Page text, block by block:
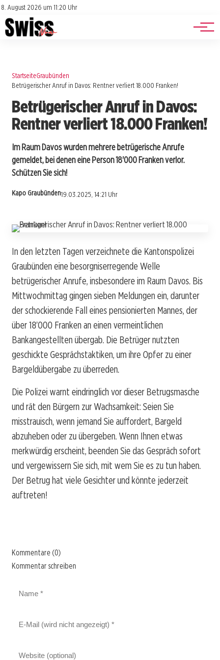
8. August 2026 um 11:20 Uhr
Impressum
Datenschutz
Jobs
Events
StartseiteGraubünden
Betrügerischer Anruf in Davos: Rentner verliert 18.000 Franken!
Betrügerischer Anruf in Davos:
Rentner verliert 18.000 Franken!
Im Raum Davos wurden mehrere betrügerische Anrufe
gemeldet, bei denen eine Person 18'000 Franken verlor.
Schützen Sie sich!
Kapo Graubünden19.03.2025, 14:21 Uhr
In den letzten Tagen verzeichnete die Kantonspolizei
Graubünden eine besorgniserregende Welle
betrügerischer Anrufe, insbesondere im Raum Davos. Bis
Mittwochmittag gingen sieben Meldungen ein, darunter
der schockierende Fall eines pensionierten Mannes, der
über 18’000 Franken an einen vermeintlichen
Bankangestellten übergab. Die Betrüger nutzten
geschickte Gesprächstaktiken, um ihre Opfer zu einer
Bargeldübergabe zu überreden.
Die Polizei warnt eindringlich vor dieser Betrugsmasche
und rät den Bürgern zur Wachsamkeit: Seien Sie
misstrauisch, wenn jemand Sie auffordert, Bargeld
abzuheben oder zu übergeben. Wenn Ihnen etwas
merkwürdig erscheint, beenden Sie das Gespräch sofort
und vergewissern Sie sich, mit wem Sie es zu tun haben.
Der Betrug hat viele Gesichter und könnte jederzeit
auftreten!
Kommentare (0)
Kommentar schreiben